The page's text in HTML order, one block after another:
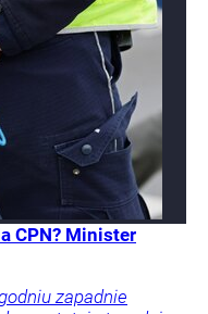
CPN? Minister
zapadnie